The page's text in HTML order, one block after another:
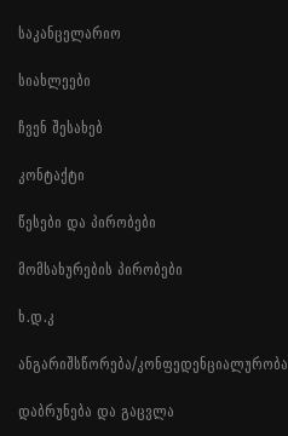
საკანცელარიო
სიახლეები
ჩვენ შესახებ
კონტაქტი
წესები და პირობები
მომსახურების პირობები
ხ.დ.კ
ანგარიშსწორება/კონფედენციალურობა
დაბრუნება და გაცვლა